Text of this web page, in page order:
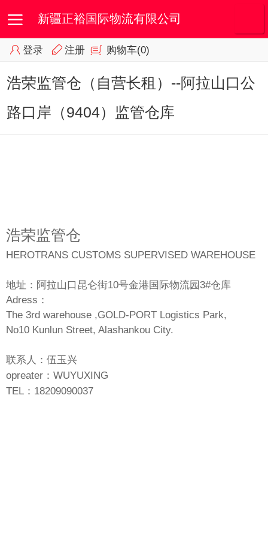
新疆正裕国际物流有限公司
首页 我的订单 会员专区
登录 注册 购物车(0)
浩荣监管仓（自营长租）--阿拉山口公
路口岸（9404）监管仓库
浩荣监管仓
HEROTRANS CUSTOMS SUPERVISED WAREHOUSE
地址：阿拉山口昆仑街10号金港国际物流园3#仓库
Adress：
The 3rd warehouse ,GOLD-PORT Logistics Park,
No10 Kunlun Street, Alashankou City.
联系人：伍玉兴
opreater：WUYUXING
TEL：18209090037